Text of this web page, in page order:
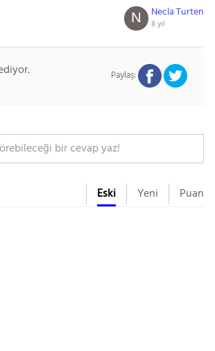
Necla Turten
8 yıl
N
Paylaş:
Eski Yeni Puan